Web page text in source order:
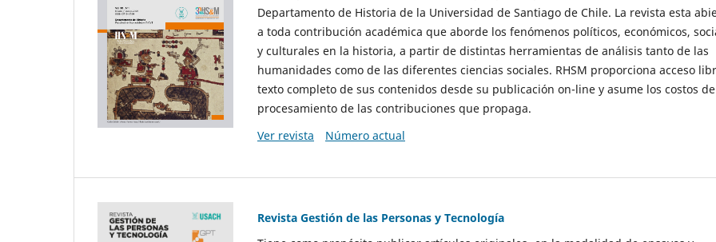
Departamento de Historia de la Universidad de Santiago de Chile. La revista esta
a toda contribución académica que aborde los fenómenos políticos, económicos,
y culturales en la historia, a partir de distintas herramientas de análisis tanto de las
humanidades como de las diferentes ciencias sociales. RHSM proporciona acceso
texto completo de sus contenidos desde su publicación on-line y asume los costos de
procesamiento de las contribuciones que propaga.
Ver revista
Número actual
Revista Gestión de las Personas y Tecnología